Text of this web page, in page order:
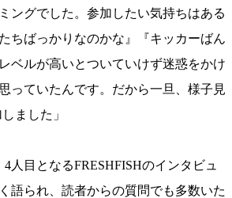
ングでした。参加したい気持ちはある
ちばっかりなのかな』『キッカーばん
ベルが高いとついていけず迷惑をかけ
っていたんです。だから一旦、様子見
ました」
人目となるFRESHFISHのインタビュ
語られ、読者からの質問でも多数いた